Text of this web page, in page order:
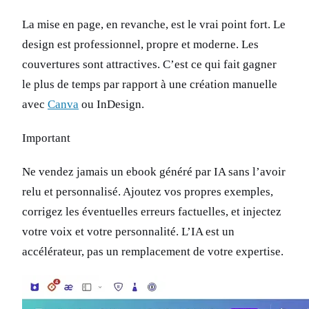
La mise en page, en revanche, est le vrai point fort. Le
design est professionnel, propre et moderne. Les
couvertures sont attractives. C’est ce qui fait gagner
le plus de temps par rapport à une création manuelle
avec Canva ou InDesign.
Important
Ne vendez jamais un ebook généré par IA sans l’avoir
relu et personnalisé. Ajoutez vos propres exemples,
corrigez les éventuelles erreurs factuelles, et injectez
votre voix et votre personnalité. L’IA est un
accélérateur, pas un remplacement de votre expertise.